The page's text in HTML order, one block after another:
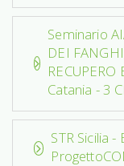
Seminario
DEI
Catania - 3
STR Sicilia